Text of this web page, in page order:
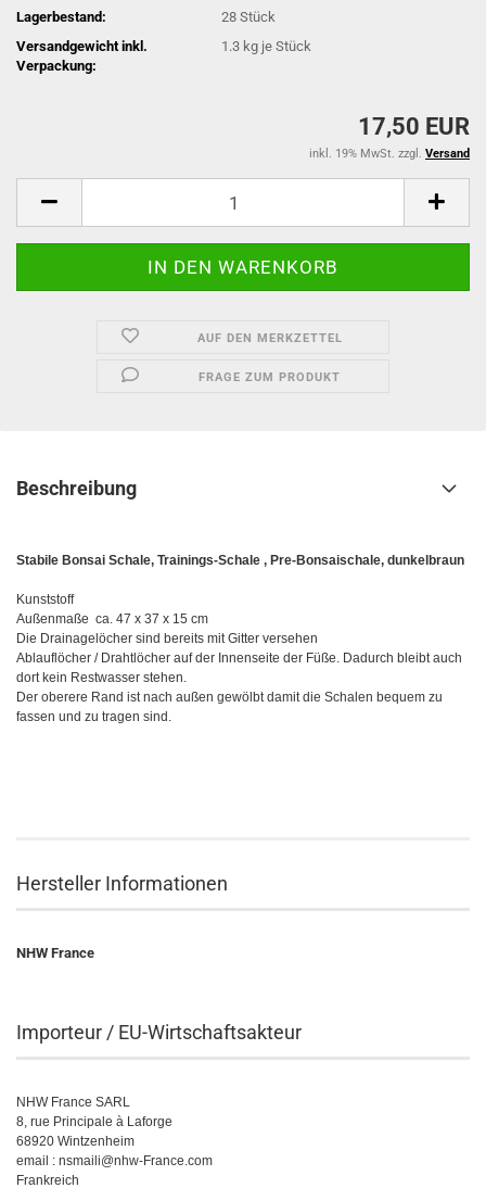
Lagerbestand: 28Stück
Versandgewicht inkl.
Verpackung:
1.3 kg je Stück
17,50 EUR
inkl. 19% MwSt. zzgl. Versand
AUF DEN MERKZETTEL
FRAGE ZUM PRODUKT
Beschreibung
Stabile Bonsai Schale, Trainings-Schale , Pre-Bonsaischale, dunkelbraun
Kunststoff
Außenmaße ca. 47 x 37 x 15 cm
Die Drainagelöcher sind bereits mit Gitter versehen
Ablauflöcher / Drahtlöcher auf der Innenseite der Füße. Dadurch bleibt auch
dort kein Restwasser stehen.
Der oberere Rand ist nach außen gewölbt damit die Schalen bequem zu
fassen und zu tragen sind.
Hersteller Informationen
NHW France
Importeur / EU-Wirtschaftsakteur
NHW France SARL
8, rue Principale à Laforge
68920 Wintzenheim
email : nsmaili@nhw-France.com
Frankreich